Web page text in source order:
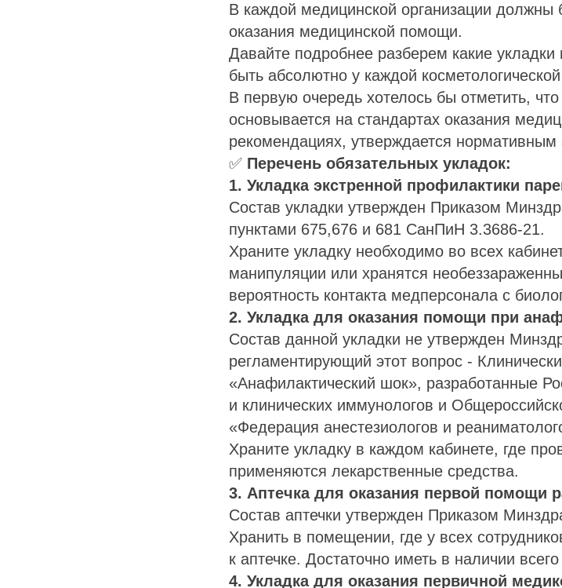
В каждой медицинской организации должны
оказания медицинской помощи.
Давайте подробнее разберем какие
быть абсолютно у каждой
В первую очередь хотелось бы отметить, что
основывается на стандартах оказания
рекомендациях, утверждается
✅ Перечень обязательных укладок:
1. Укладка экстренной профилактики
Состав укладки утвержден Приказом
пунктами 675,676 и 681 СанПиН 3.3686-21.
Храните укладку необходимо во всех
манипуляции или хранятся
вероятность контакта медперсонала с
2. Укладка для оказания помощи при
Состав данной укладки не утвержден
регламентирующий этот вопрос -
«Анафилактический шок», разработанные
и клинических иммунологов и
«Федерация анестезиологов и
Храните укладку в каждом кабинете, где
применяются лекарственные средства.
3. Аптечка для оказания первой помощи
Состав аптечки утвержден Приказом
Хранить в помещении, где у всех
к аптечке. Достаточно иметь в наличии
4. Укладка для оказания первичной